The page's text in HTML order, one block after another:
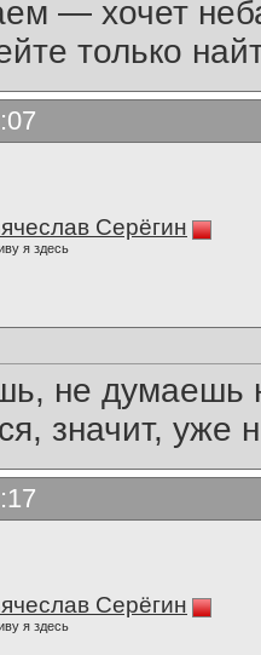
— хочет
только
Серёгин
я здесь
не думаешь
значит, уже
Серёгин
я здесь